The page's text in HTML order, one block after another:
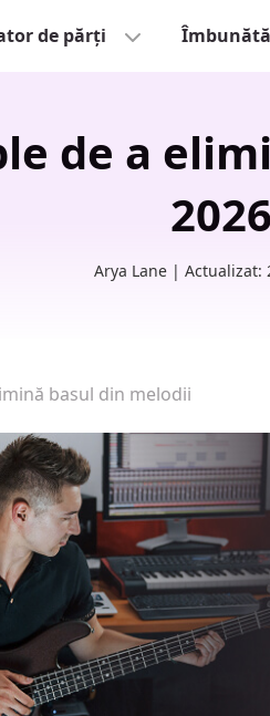
de părți
de a
2026
Arya Lane | Actualizat:
basul din melodii